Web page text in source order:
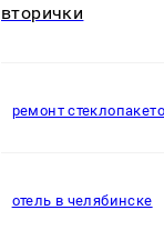
вторички
ремонт
отель в челябинске